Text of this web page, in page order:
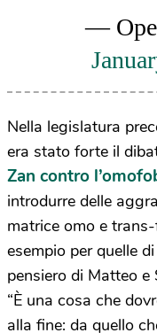
—
Nella legislatura
era stato forte il
Zan contro
introdurre delle
matrice omo e
esempio per quelle
pensiero di Matteo
“È una cosa che
alla fine: da quello